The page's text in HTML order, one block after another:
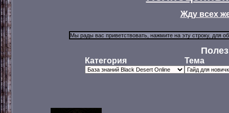
Жду всех
Категория Тема